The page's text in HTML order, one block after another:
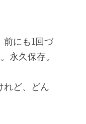
前にも1回づ
永久保存。
れど、どん